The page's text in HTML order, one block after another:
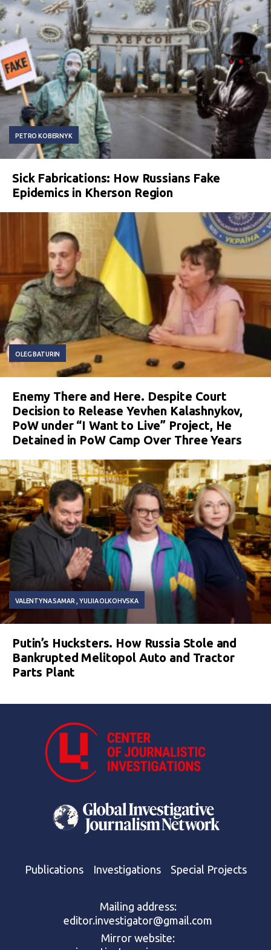
PETRO KOBERNYK
Sick Fabrications: How Russians Fake
Epidemics in Kherson Region
OLEG BATURIN
Enemy There and Here. Despite Court
Decision to Release Yevhen Kalashnykov,
PoW under “I Want to Live” Project, He
Detained in PoW Camp Over Three Years
VALENTYNA SAMAR YULIIA OLKOHVSKA
Putin’s Hucksters. How Russia Stole and
Bankrupted Melitopol Auto and Tractor
Parts Plant
Publications Investigations Special Projects
Mailing address:
editor.investigator@gmail.com
Mirror website: